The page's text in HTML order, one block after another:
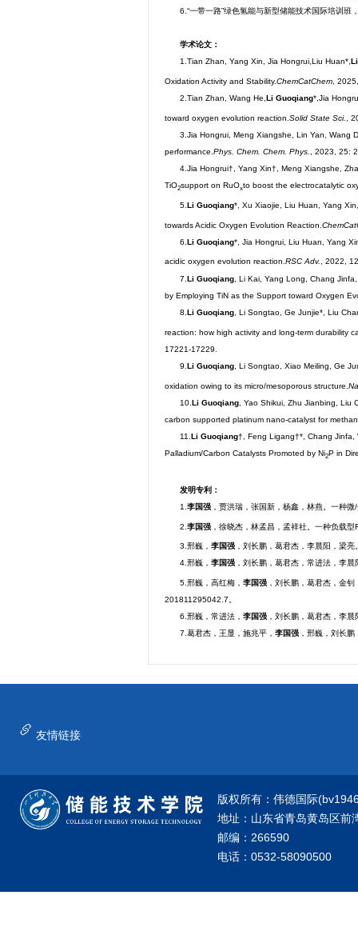
6.“一带一路”绿色氢能与新型储能技术国际培训
学术论文：
1.Tian Zhan, Yang Xin, Jia Hongrui,Liu Huan*,
Oxidation Activity and Stability.ChemCatChem,
2.Tian Zhan, Wang He,Li Guoqiang*,Jia
toward oxygen evolution reaction.Solid State Sci.
,
3.Jia Hongrui, Meng Xiangshe, Lin Yan, Wang
performance.Phys. Chem. Chem. Phys.
, 2023, 25:
4.Jia Hongrui†, Yang Xin†, Meng Xiangshe,
TiO2support on RuOxto boost the electrocatalytic
5.Li Guoqiang*, Xu Xiaojie, Liu Huan, Yang
towards Acidic Oxygen Evolution Reaction.
6.Li Guoqiang*, Jia Hongrui, Liu Huan, Yang
acidic oxygen evolution reaction.RSC Adv., 2022,
7.Li Guoqiang , Li Kai, Yang Long, Chang
by Employing TiN as the Support toward Oxygen
8.Li Guoqiang , Li Songtao, Ge Junjie*, Liu
reaction: how high activity and long-term durability
17221-17229.
9.Li Guoqiang , Li Songtao, Xiao Meiling, Ge
oxidation owing to its micro/mesoporous structure.
10.Li Guoqiang , Yao Shikui, Zhu Jianbing,
carbon supported platinum nano-catalyst for
11.Li Guoqiang†, Feng Ligang†*, Chang Jinfa,
Palladium/Carbon Catalysts Promoted by Ni2P in
发明专利：
1.李国强 ，贾洪瑞，张国新，杨鑫，林燕。一种微
2.李国强 ，徐晓杰，林孟昌，孟祥社。一种负载型
3.邢巍，李国强 ，刘长鹏，葛君杰，李晨阳，梁
4.邢巍，李国强 ，刘长鹏，葛君杰，常进法，李
5.邢巍，高红梅，李国强 ，刘长鹏，葛君杰，金
201811295042.7。
6.邢巍，常进法，李国强 ，刘长鹏，葛君杰，李
7.葛君杰，王显，施兆平，李国强 ，邢巍，刘长
友情链接
版权所有：伟德国际
地址：山东省青岛黄岛区前
邮编：266590
电话：0532-58090500